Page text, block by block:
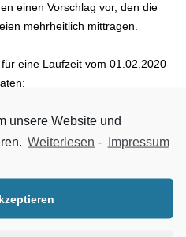
einen Vorschlag vor, den die
mehrheitlich mittragen.
eine Laufzeit vom 01.02.2020
01.04.2020 um 35 Cent auf
wird ab 01.04.2020 um 20 Cent
unsere Website und
Weiterlesen - Impressum